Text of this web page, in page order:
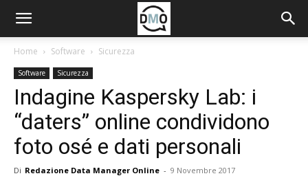
Home Software Sicurezza
Software Sicurezza
Indagine Kaspersky Lab: i
“daters” online condividono
foto osé e dati personali
Di Redazione Data Manager Online - 9 Novembre 2017